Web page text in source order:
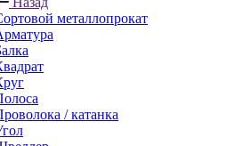
металлопрокат
/ катанка